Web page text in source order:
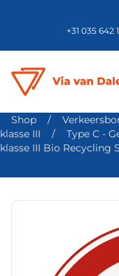
+31 035 642
Shop /
klasse III
/ Type C -
klasse III Bio Recycling